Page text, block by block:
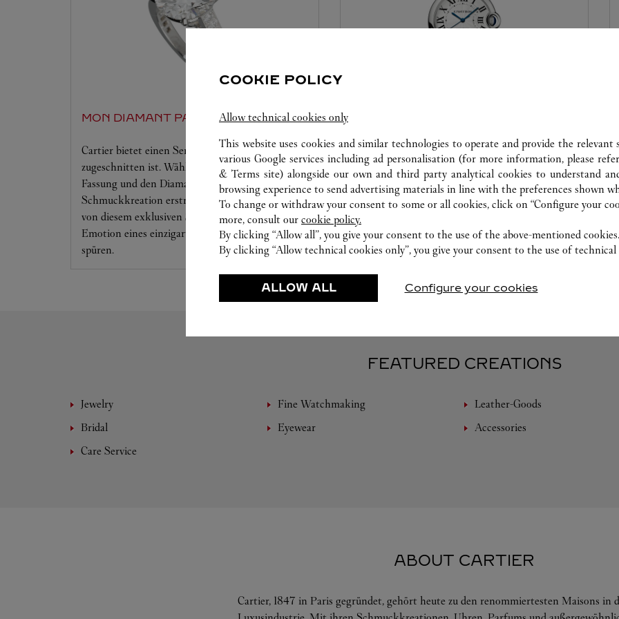
MON DIAMANT PAR CARTIER
Cartier bietet einen Service, der auf Ihre Träume
zugeschnitten ist. Wählen Sie die gewünschte
Fassung und den Diamanten, der die
Schmuckkreation erstrahlen lässt. Lassen Sie sich
von diesem exklusiven Service verführen, um die
Emotion eines einzigartigen Augenblicks zu
spüren.
Unsere Cartier Experten stehen Ihnen in dieser
Boutique zur Verfügung, um Ihre Kreationen zu
prüfen und Ihnen, sofern möglich, einen
sofortigen Service anzubieten.
FEATURED CREATIONS
Jewelry Fine Watchmaking Leather-Goods
Bridal
Eyewear Accessories
Care Service
ABOUT CARTIER
Cartier, 1847 in Paris gegründet, gehört heute zu den renommiertesten Maisons in
COOKIE POLICY
Allow technical cookies only
This website uses cookies and similar technologies to operate and provide the relevant
various Google services including ad personalisation (for more information, please
& Terms site) alongside our own and third party analytical cookies to understand
browsing experience to send advertising materials in line with the preferences shown
To change or withdraw your consent to some or all cookies, click on “Configure your
more, consult our cookie policy.
By clicking “Allow all”, you give your consent to the use of the above-mentioned cookies.
By clicking “Allow technical cookies only”, you give your consent to the use of technical
ALLOW ALL Configure your cookies